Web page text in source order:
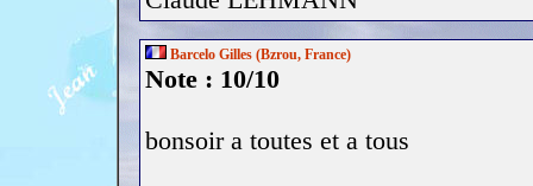
Barcelo Gilles (Bzrou, France)
Note : 10/10
bonsoir a toutes et a tous